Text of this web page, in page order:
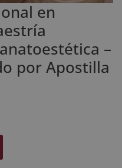
en
–
por Apostilla